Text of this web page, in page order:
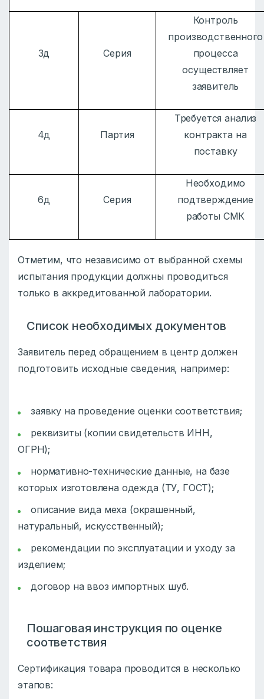
3д Серия
Контроль
производственного
процесса
осуществляет
заявитель
4д Партия
Требуется анализ
контракта на
поставку
6д Серия
Необходимо
подтверждение
работы СМК
Отметим, что независимо от выбранной схемы
испытания продукции должны проводиться
только в аккредитованной лаборатории.
Список необходимых документов
Заявитель перед обращением в центр должен
подготовить исходные сведения, например:
заявку на проведение оценки соответствия;
реквизиты (копии свидетельств ИНН,
ОГРН);
нормативно-технические данные, на базе
которых изготовлена одежда (ТУ, ГОСТ);
описание вида меха (окрашенный,
натуральный, искусственный);
рекомендации по эксплуатации и уходу за
изделием;
договор на ввоз импортных шуб.
Пошаговая инструкция по оценке
соответствия
Сертификация товара проводится в несколько
этапов: